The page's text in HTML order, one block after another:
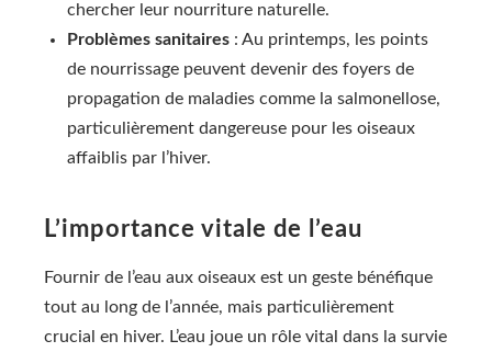
chercher leur nourriture naturelle.
Problèmes sanitaires : Au printemps, les points
de nourrissage peuvent devenir des foyers de
propagation de maladies comme la salmonellose,
particulièrement dangereuse pour les oiseaux
affaiblis par l’hiver.
L’importance vitale de l’eau
Fournir de l’eau aux oiseaux est un geste bénéfique
tout au long de l’année, mais particulièrement
crucial en hiver. L’eau joue un rôle vital dans la survie